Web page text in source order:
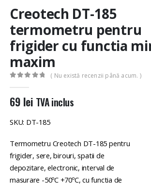
Creotech DT-185
termometru pentru
frigider cu functia
maxim
( Nu există recenzii până acum. )
69 lei TVA inclus
SKU: DT-185
Termometru Creotech DT-185 pentru
frigider, sere, birouri, spatii de
depozitare, electronic, interval de
masurare -50ºC +70ºC, cu functia de